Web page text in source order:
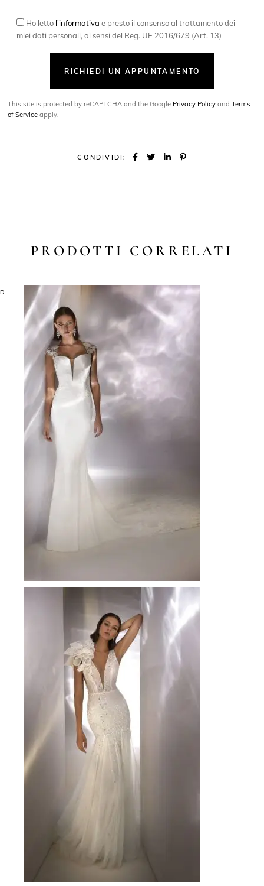
Ho letto l'informativa e presto il consenso al trattamento dei
miei dati personali, ai sensi del Reg. UE 2016/679 (Art. 13)
RICHIEDI UN APPUNTAMENTO
This site is protected by reCAPTCHA and the Google Privacy Policy andTerms
of Service apply.
CONDIVIDI:
PRODOTTI CORRELATI